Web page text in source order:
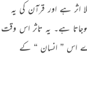
اثر ہے اور قرآن کی یہ
ہے۔ یہ تاثر اس وقت
اس ” انسان “ کے